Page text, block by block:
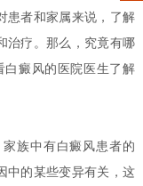
患者和家属来说，了解
治疗。那么，究竟有哪
白癜风的医院医生了解
族中有白癜风患者的
中的某些变异有关，这